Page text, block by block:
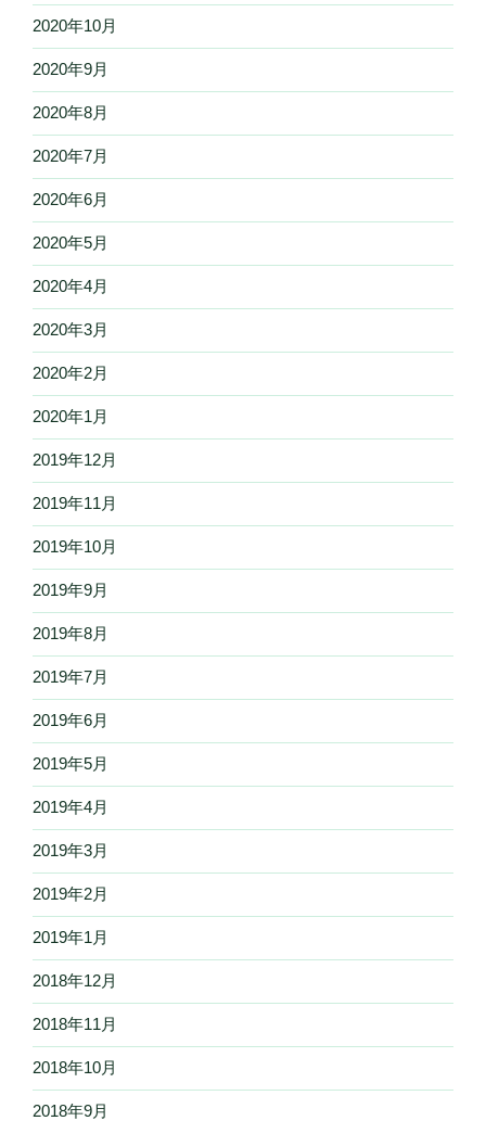
2020年10月
2020年9月
2020年8月
2020年7月
2020年6月
2020年5月
2020年4月
2020年3月
2020年2月
2020年1月
2019年12月
2019年11月
2019年10月
2019年9月
2019年8月
2019年7月
2019年6月
2019年5月
2019年4月
2019年3月
2019年2月
2019年1月
2018年12月
2018年11月
2018年10月
2018年9月